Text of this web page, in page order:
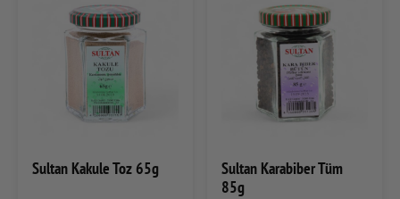
Sultan Kakule Toz 65g
Sultan Karabiber Tüm
85g